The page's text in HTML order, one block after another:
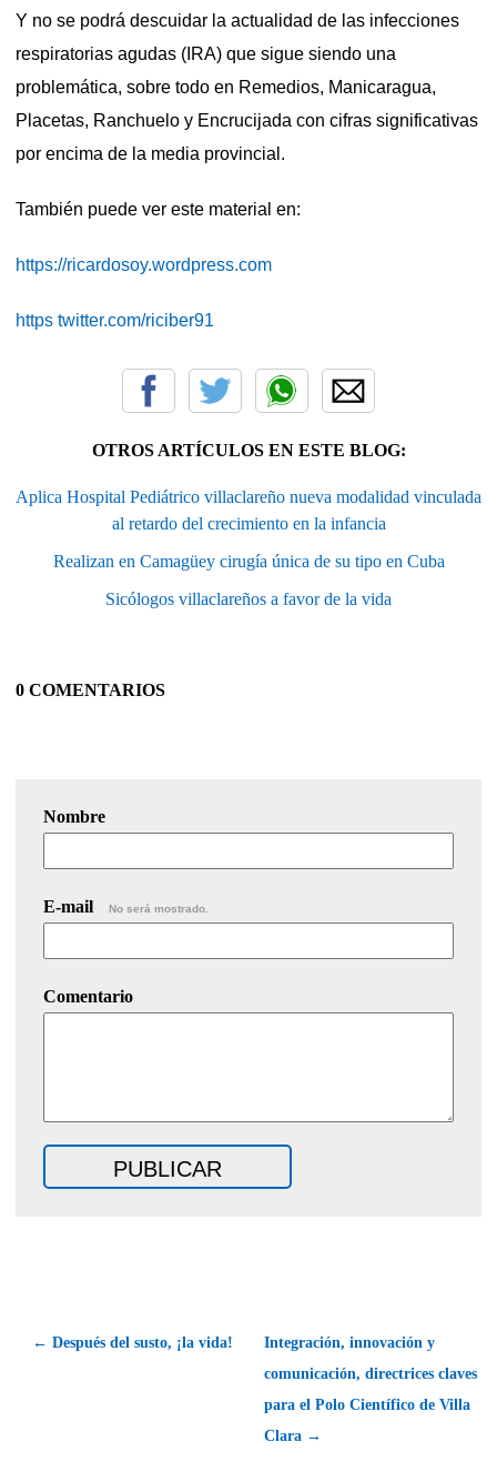
Y no se podrá descuidar la actualidad de las infecciones
respiratorias agudas (IRA) que sigue siendo una
problemática, sobre todo en Remedios, Manicaragua,
Placetas, Ranchuelo y Encrucijada con cifras significativas
por encima de la media provincial.
También puede ver este material en:
https://ricardosoy.wordpress.com
https twitter.com/riciber91
OTROS ARTÍCULOS EN ESTE BLOG:
Aplica Hospital Pediátrico villaclareño nueva modalidad vinculada
al retardo del crecimiento en la infancia
Realizan en Camagüey cirugía única de su tipo en Cuba
Sicólogos villaclareños a favor de la vida
0 COMENTARIOS
Nombre
E-mail No será mostrado.
Comentario
← Después del susto, ¡la vida!
Integración, innovación y
comunicación, directrices claves
para el Polo Científico de Villa
Clara →